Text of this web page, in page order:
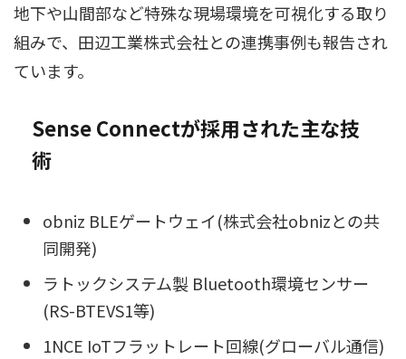
地下や山間部など特殊な現場環境を可視化する取り
組みで、田辺工業株式会社との連携事例も報告され
ています。
Sense Connectが採用された主な技
術
obniz BLEゲートウェイ(株式会社obnizとの共
同開発)
ラトックシステム製 Bluetooth環境センサー
(RS-BTEVS1等)
1NCE IoTフラットレート回線(グローバル通信)